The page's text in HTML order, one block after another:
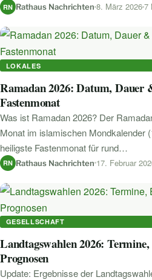
RN Rathaus Nachrichten 8. März 20267
LOKALES
Ramadan 2026: Datum, Dauer
Fastenmonat
Was ist Ramadan 2026? Der
Monat im islamischen Mondkalender
heiligste Fastenmonat für rund…
RN Rathaus Nachrichten 17. Februar
GESELLSCHAFT
Landtagswahlen 2026:
Prognosen
Update: Ergebnisse der